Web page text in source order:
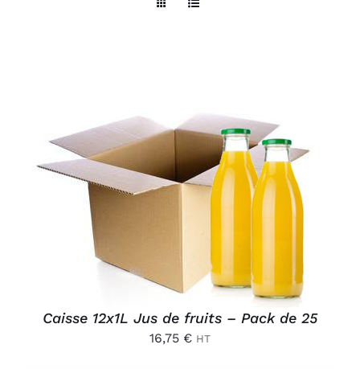
AJOUTER AU PANIER
DÉTAILS
Caisse 12x1L Jus de fruits – Pack de 25
16,75 € HT